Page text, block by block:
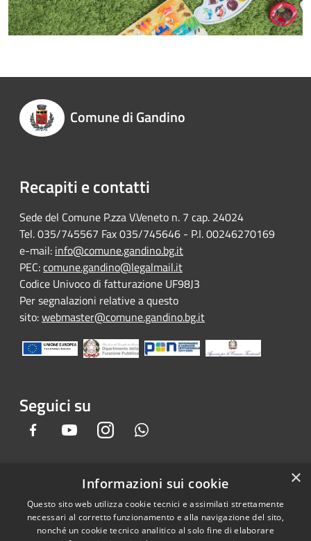
Comune di Gandino
Recapiti e contatti
Sede del Comune P.zza V.Veneto n. 7 cap. 24024
Tel. 035/745567 Fax 035/745646 - P.I. 00246270169
e-mail: info@comune.gandino.bg.it
PEC:comune.gandino@legalmail.it
Codice Univoco di fatturazione UF98J3
Per segnalazioni relative a questo
sito:webmaster@comune.gandino.bg.it
Seguici su
Facebook YoutubeInstagram
Accessibilità
Privacy
Gandino • Powered by
Municipium•Accesso
×
Informazioni sui cookie
Questo sito web utilizza cookie tecnici e assimilati strettamente
necessari al corretto funzionamento e alla navigazione del sito,
nonché un cookie tecnico analitico al solo fine di elaborare